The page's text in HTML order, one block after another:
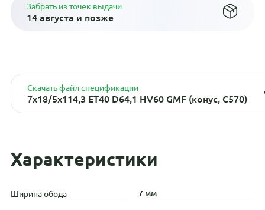
Забрать из точек выдачи
14 августа и позже
Скачать файл спецификации
7x18/5x114,3 ET40 D64,1 HV60 GMF (конус, C570)
Характеристики
Ширина обода 7 мм